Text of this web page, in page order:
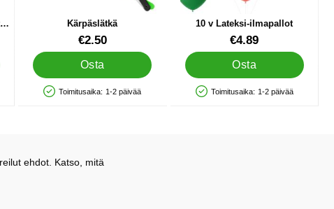
8
Kärpäslätkä
Tuote.nro 35341€2.50
Osta
Saatavuus: Varastossa
Toimitusaika: 1-2 päivää
10 v Lateksi-ilmapallot
Tuote.nro 34058€4.89
Osta
Saatavuus: Varastossa
Toimitusaika: 1-2 päivää
ehdot. Katso, mitä